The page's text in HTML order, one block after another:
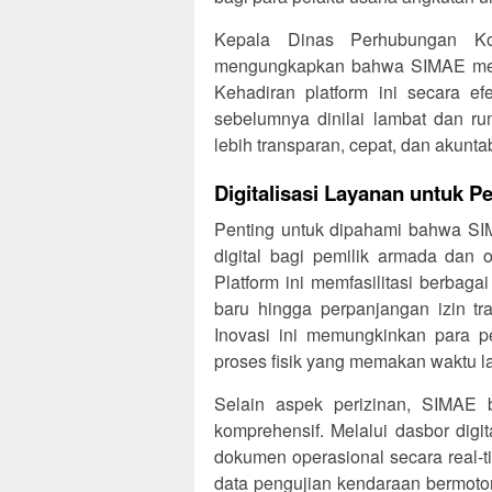
Kepala Dinas Perhubungan
mengungkapkan bahwa SIMAE
Kehadiran platform ini secara
sebelumnya dinilai lambat dan
lebih transparan, cepat, dan
Digitalisasi Layanan untuk
Penting untuk dipahami bahwa
digital bagi pemilik armada dan
Platform ini memfasilitasi
baru hingga perpanjangan izin
Inovasi ini memungkinkan para
proses fisik yang memakan waktu
Selain aspek perizinan, SIMAE
komprehensif. Melalui dasbor
dokumen operasional secara
data pengujian kendaraan